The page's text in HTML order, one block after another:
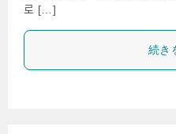
로 […]
続き